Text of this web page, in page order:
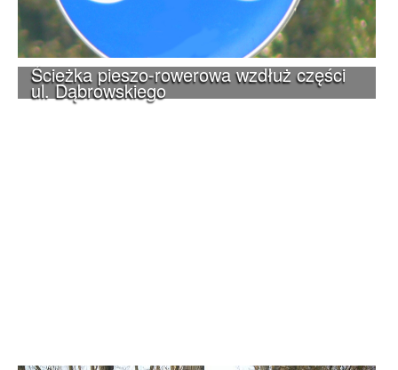
Ścieżka pieszo-rowerowa wzdłuż części
ul. Dąbrowskiego